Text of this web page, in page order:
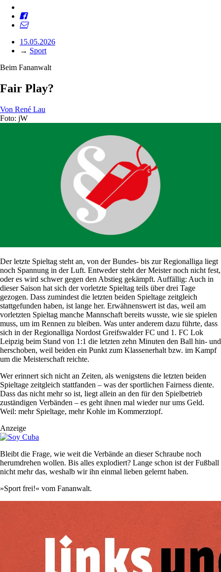
15.05.2026
→ Sport
Beim Fananwalt
Fair Play?
Von René Lau
Foto: jW
Der letzte Spieltag steht an, von der Bundes- bis zur Regionalliga liegt
noch Spannung in der Luft. Entweder steht der Meister noch nicht fest,
oder es wird schwer gegen den Abstieg gekämpft. Auffällig: Auch in
dieser Saison hat sich der vorletzte Spieltag teils über drei Tage
gezogen. Dass zumindest die letzten beiden Spieltage zeitgleich
stattgefunden haben, ist lange her. Erwähnenswert ist das, weil am
vorletzten Spieltag manche Mannschaft bereits wusste, wie sie spielen
muss, um im Rennen zu bleiben. Was unter anderem dazu führte, dass
sich in der Regionalliga Nordost Greifswalder FC und 1. FC Lok
Leipzig beim Stand von 1:1 die letzten zehn Minuten den Ball hin- und
herschoben, weil beiden ein Punkt zum Klassenerhalt bzw. im Kampf
um die Meisterschaft reichte.
Wer erinnert sich nicht an Zeiten, als wenigstens die letzten beiden
Spieltage zeitgleich stattfanden – was der sportlichen Fairness diente.
Dass das nicht mehr so ist, liegt allein an den für den Spielbetrieb
zuständigen Verbänden – es geht ihnen mal wieder nur ums Geld.
Weil: mehr Spieltage, mehr Kohle im Kommerztopf.
Anzeige
Bleibt die Frage, wie weit die Verbände an dieser Schraube noch
herumdrehen wollen. Bis alles explodiert? Lange schon ist der Fußball
nicht mehr das, weshalb wir ihn einmal lieben gelernt haben.
»Sport frei!« vom Fananwalt.